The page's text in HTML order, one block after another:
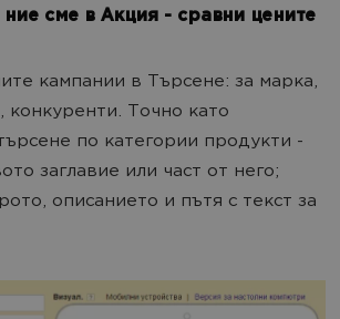
сме в Акция - сравни цените
кампании в Търсене: за марка,
конкуренти. Точно като
по категории продукти -
заглавие или част от него;
описанието и пътя с текст за